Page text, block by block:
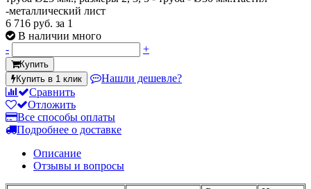
-металлический лист
6 716 руб. за 1
В наличии много
-
+
Купить
Купить в 1 клик
Нашли дешевле?
Сравнить
Отложить
Все способы оплаты
Подробнее о доставке
Описание
Отзывы и вопросы